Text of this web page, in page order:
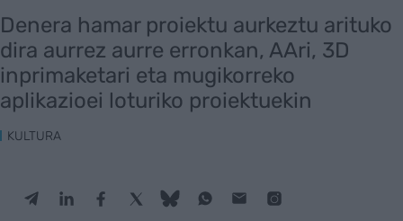
Denera hamar proiektu aurkeztu arituko
dira aurrez aurre erronkan, AAri, 3D
inprimaketari eta mugikorreko
aplikazioei loturiko proiektuekin
KULTURA